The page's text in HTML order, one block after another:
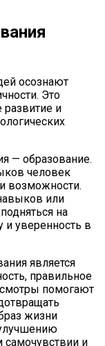
осознают
Это
развитие и
— образование.
человек
возможности.
или
на
уверенность в
является
правильное
помогают
жизни
самочувствии и